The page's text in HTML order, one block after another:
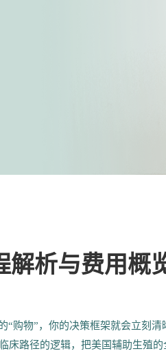
解析与费用概
购物”，你的决策框架就会立刻
路径的逻辑，把美国辅助生殖